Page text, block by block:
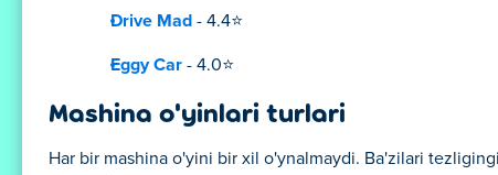
Drive Mad - 4.4⭐
Eggy Car - 4.0⭐
Mashina o'yinlari turlari
Har bir mashina o'yini bir xil o'ynalmaydi. Ba'zilari